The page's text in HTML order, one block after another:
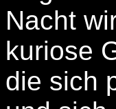
Nacht
kuriose
die sich